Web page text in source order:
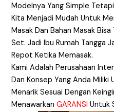
Modelnya Yang Simple
Kita Menjadi Mudah Untuk
Masak Dan Bahan Masak
Set. Jadi Ibu Rumah Tangga
Repot Ketika Memasak.
Kami Adalah Perusahaan
Dan Konsep Yang Anda
Menarik Sesuai Dengan
MenawarkanGARANSI Untuk